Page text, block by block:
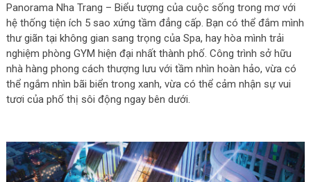
Panorama Nha Trang – Biểu tượng của cuộc sống trong mơ với
hệ thống tiện ích 5 sao xứng tầm đẳng cấp. Bạn có thể đắm mình
thư giãn tại không gian sang trọng của Spa, hay hòa mình trải
nghiệm phòng GYM hiện đại nhất thành phố. Công trình sở hữu
nhà hàng phong cách thượng lưu với tầm nhìn hoàn hảo, vừa có
thể ngắm nhìn bãi biển trong xanh, vừa có thể cảm nhận sự vui
tươi của phố thị sôi động ngay bên dưới.